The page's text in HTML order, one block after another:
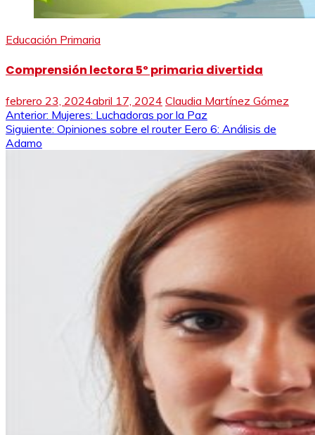
Educación Primaria
Comprensión lectora 5º primaria divertida
febrero 23, 2024abril 17, 2024 Claudia Martínez Gómez
Navegación
de
Anterior: Mujeres: Luchadoras por la Paz
Siguiente: Opiniones sobre el router Eero 6: Análisis de
Adamo